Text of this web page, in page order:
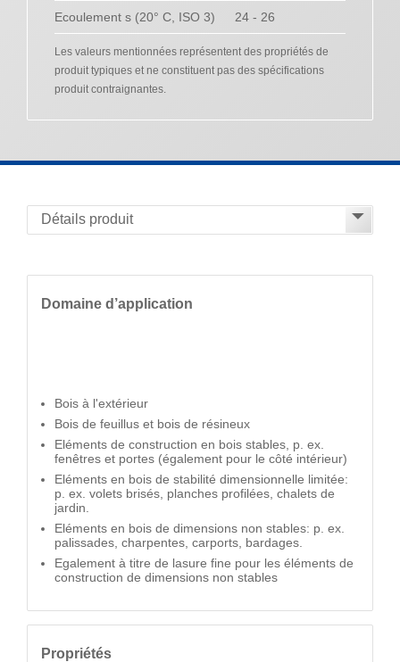
Ecoulement s (20° C, ISO 3) 24 - 26
Les valeurs mentionnées représentent des propriétés de
produit typiques et ne constituent pas des spécifications
produit contraignantes.
Domaine d’application
Bois à l'extérieur
Bois de feuillus et bois de résineux
Eléments de construction en bois stables, p. ex.
fenêtres et portes (également pour le côté intérieur)
Eléments en bois de stabilité dimensionnelle limitée:
p. ex. volets brisés, planches profilées, chalets de
jardin.
Eléments en bois de dimensions non stables: p. ex.
palissades, charpentes, carports, bardages.
Egalement à titre de lasure fine pour les éléments de
construction de dimensions non stables
Propriétés